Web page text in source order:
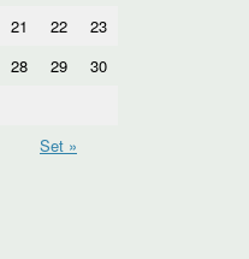
21 22
23
28 29
30
Set »